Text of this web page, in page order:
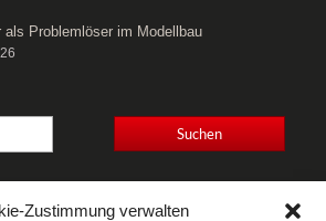
Zustimmung verwalten
als Problemlöser im Modellbau